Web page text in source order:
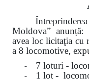
Moldova” anunță:
avea loc licitaţia cu
a 8 locomotive,
- 7 loturi -
- 1 lot -